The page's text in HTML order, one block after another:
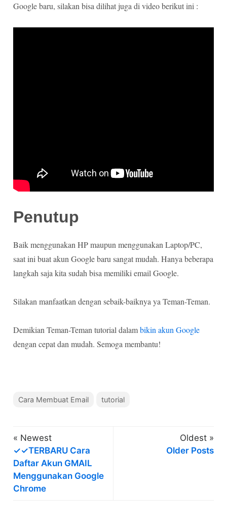
Google baru, silakan bisa dilihat juga di video berikut ini :
Penutup
Baik menggunakan HP maupun menggunakan Laptop/PC,
saat ini buat akun Google baru sangat mudah. Hanya beberapa
langkah saja kita sudah bisa memiliki email Google.
Silakan manfaatkan dengan sebaik-baiknya ya Teman-Teman.
Demikian Teman-Teman tutorial dalambikin akun Google
dengan cepat dan mudah. Semoga membantu!
Cara Membuat Email tutorial
« Newest
✓✓TERBARU Cara
Daftar Akun GMAIL
Menggunakan Google
Chrome
Oldest »
Older Posts